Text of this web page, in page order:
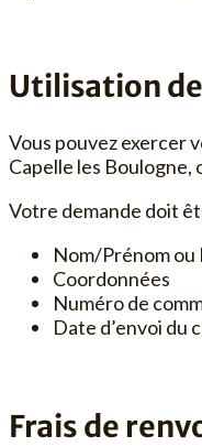
Utilisation
Vous pouvez exercer
Capelle les Boulogne,
Votre demande doit
Nom/Prénom ou
Coordonnées
Numéro de
Date d’envoi du
Frais de